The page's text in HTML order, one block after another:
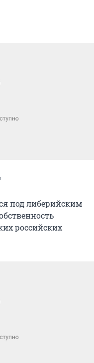
под либерийским
российских